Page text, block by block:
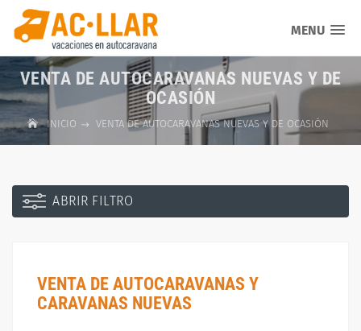
MENU
VENTA DE AUTOCARAVANAS NUEVAS Y DE
OCASIÓN
INICIO VENTA DE AUTOCARAVANAS NUEVAS Y DE OCASIÓN
ABRIR FILTRO
VENTA DE AUTOCARAVANAS Y
CARAVANAS NUEVAS